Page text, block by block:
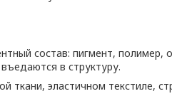
состав: пигмент, полимер,
в структуру.
эластичном текстиле,